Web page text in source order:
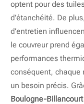
optent pour des
d’étanchéité. De
d’entretien
le couvreur prend
performances
conséquent, chaque
un besoin précis.
Boulogne-Billancourt